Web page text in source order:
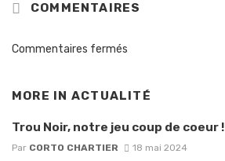
COMMENTAIRES
Commentaires fermés
MORE IN ACTUALITÉ
Trou Noir, notre jeu coup de coeur !
Par CORTO CHARTIER 18 mai 2024